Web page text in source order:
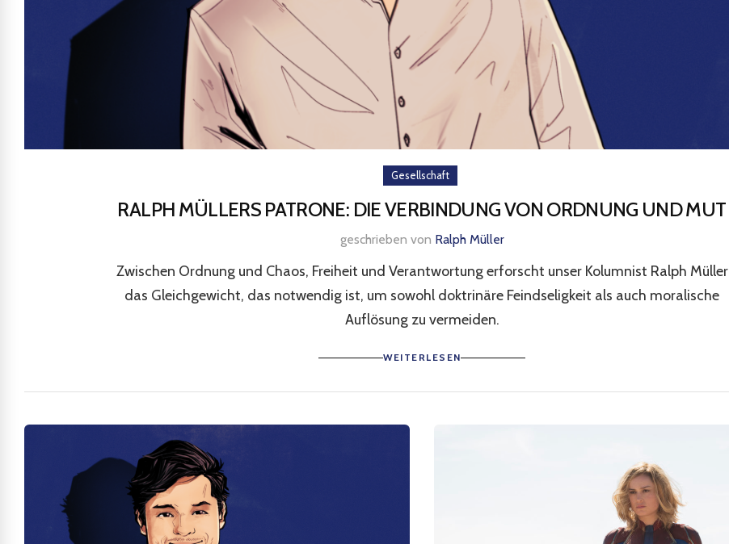
Gesellschaft
RALPH MÜLLERS PATRONE: DIE VERBINDUNG VON ORDNUNG UND MUT
geschrieben von Ralph Müller
Zwischen Ordnung und Chaos, Freiheit und Verantwortung erforscht unser Kolumnist Ralph Müller
das Gleichgewicht, das notwendig ist, um sowohl doktrinäre Feindseligkeit als auch moralische
Auflösung zu vermeiden.
WEITERLESEN